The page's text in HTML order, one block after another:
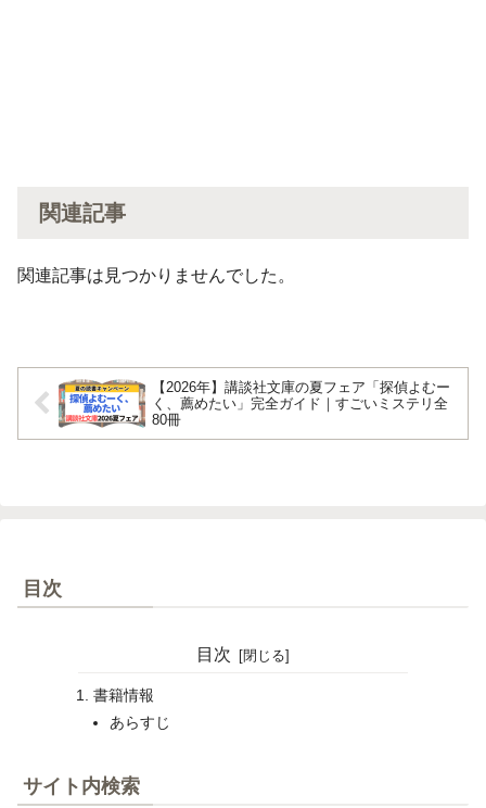
関連記事
関連記事は見つかりませんでした。
【2026年】講談社文庫の夏フェア「探偵よむー
く、薦めたい」完全ガイド｜すごいミステリ全
80冊
目次
目次
書籍情報
あらすじ
サイト内検索